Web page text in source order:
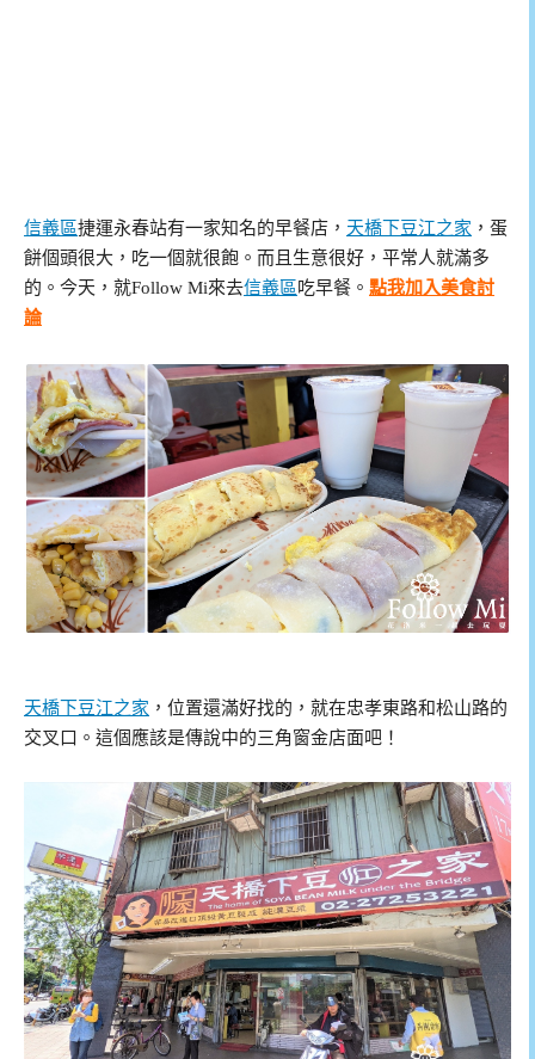
信義區捷運永春站有一家知名的早餐店， 天橋下豆江之家 ，蛋
餅個頭很大，吃一個就很飽。而且生意很好，平常人就滿多
的。今天，就Follow Mi來去信義區 吃早餐。 點我加入美食討
論
天橋下豆江之家 ，位置還滿好找的，就在忠孝東路和松山路的
交叉口。這個應該是傳說中的三角窗金店面吧！